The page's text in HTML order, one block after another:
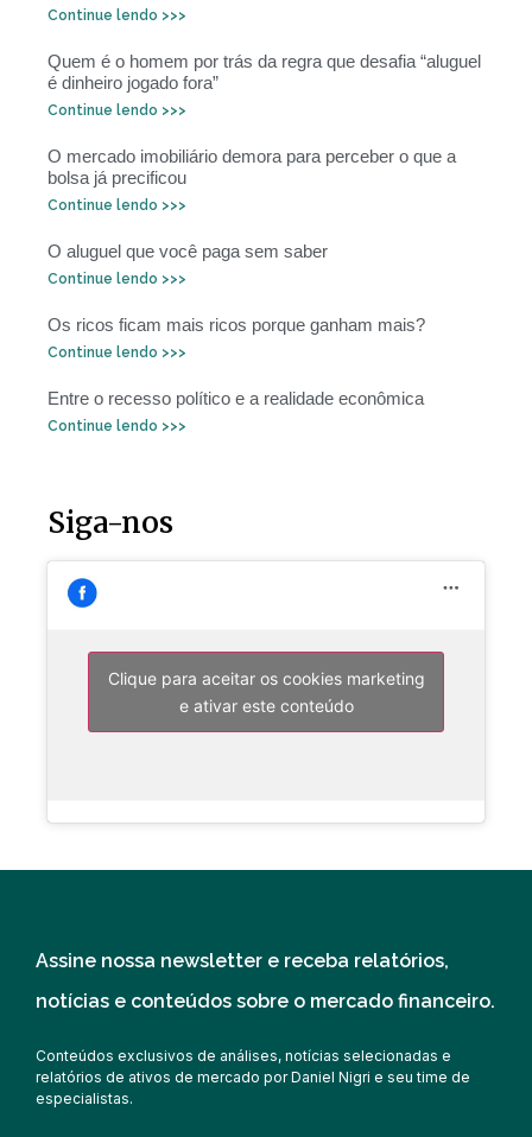
Continue lendo >>>
Quem é o homem por trás da regra que desafia “aluguel
é dinheiro jogado fora”
Continue lendo >>>
O mercado imobiliário demora para perceber o que a
bolsa já precificou
Continue lendo >>>
O aluguel que você paga sem saber
Continue lendo >>>
Os ricos ficam mais ricos porque ganham mais?
Continue lendo >>>
Entre o recesso político e a realidade econômica
Continue lendo >>>
Siga-nos
Clique para aceitar os cookies marketing
e ativar este conteúdo
Assine nossa newsletter e receba relatórios,
notícias e conteúdos sobre o mercado financeiro.
Conteúdos exclusivos de análises, notícias selecionadas e
relatórios de ativos de mercado por Daniel Nigri e seu time de
especialistas.